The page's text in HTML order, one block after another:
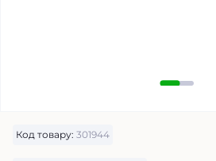
Код товару: 301944